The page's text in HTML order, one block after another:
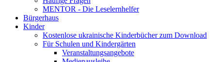
MENTOR - Die Leselernhelfer
Bürgerhaus
Kinder
Kostenlose ukrainische Kinderbücher zum Download
Für Schulen und Kindergärten
Veranstaltungsangebote